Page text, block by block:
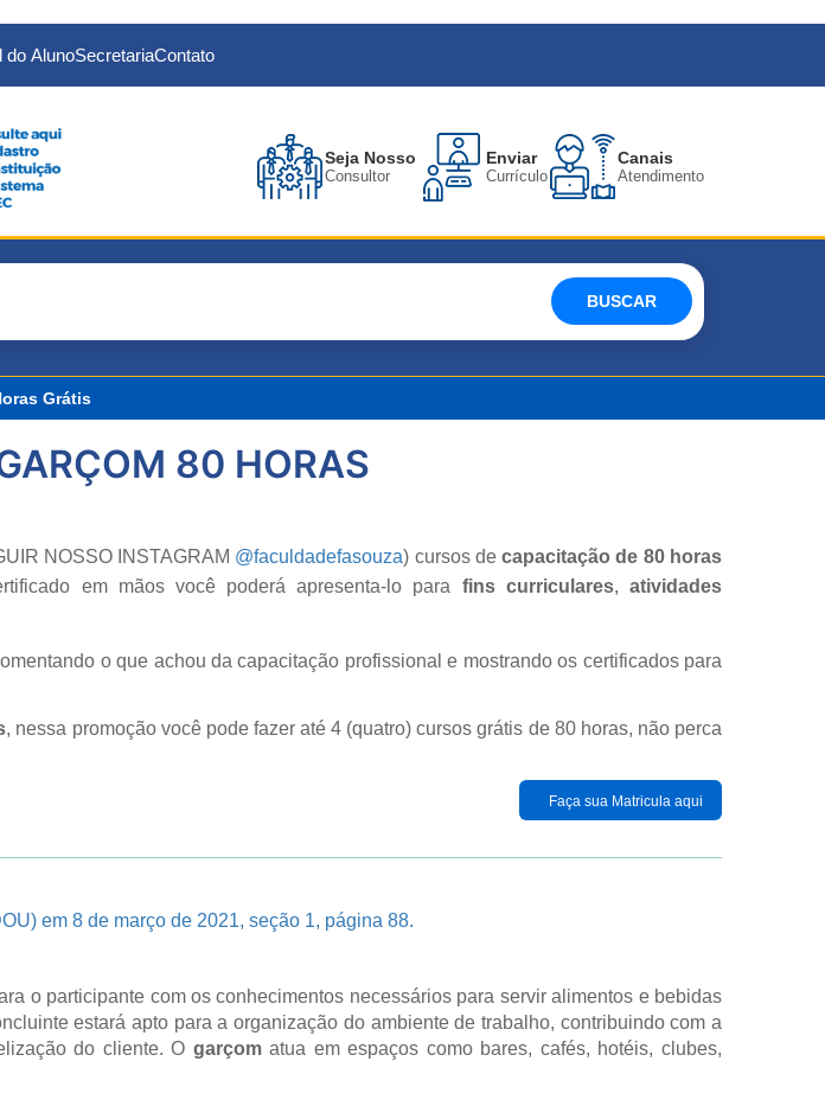
do AlunoSecretariaContato
Seja Nosso
Consultor
Enviar
Currículo
Canais
Atendimento
BUSCAR
Grátis
80 HORAS
NOSSO INSTAGRAM @faculdadefasouza) cursos decapacitação de 80 horas
em mãos você poderá apresenta-lo para fins curriculares,atividades
o que achou da capacitação profissional e mostrando os certificados para
, nessa promoção você pode fazer até 4 (quatro) cursos grátis de 80 horas, não perca
Faça sua Matricula aqui
em 8 de março de 2021, seção 1, página 88.
o participante com os conhecimentos necessários para servir alimentos e bebidas
estará apto para a organização do ambiente de trabalho, contribuindo com a
do cliente. O garçomatua em espaços como bares, cafés, hotéis, clubes,